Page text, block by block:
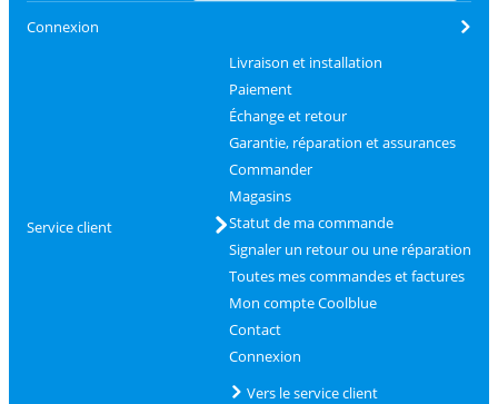
Connexion
Service client
Livraison et installation
Paiement
Échange et retour
Garantie, réparation et assurances
Commander
Magasins
Statut de ma commande
Signaler un retour ou une réparation
Toutes mes commandes et factures
Mon compte Coolblue
Contact
Connexion
Vers le service client